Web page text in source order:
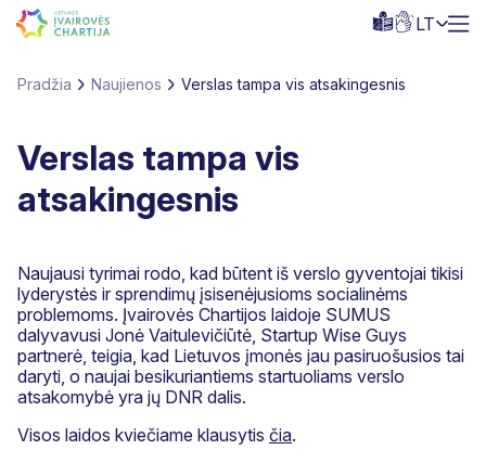
LT
Pradžia Naujienos Verslas tampa vis atsakingesnis
Verslas tampa vis
atsakingesnis
Naujausi tyrimai rodo, kad būtent iš verslo gyventojai tikisi
lyderystės ir sprendimų įsisenėjusioms socialinėms
problemoms. Įvairovės Chartijos laidoje SUMUS
dalyvavusi Jonė Vaitulevičiūtė, Startup Wise Guys
partnerė, teigia, kad Lietuvos įmonės jau pasiruošusios tai
daryti, o naujai besikuriantiems startuoliams verslo
atsakomybė yra jų DNR dalis.
Visos laidos kviečiame klausytis čia.